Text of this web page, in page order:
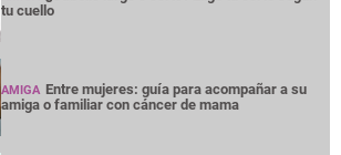
tu cuello
AMIGA Entre mujeres: guía para acompañar a su
amiga o familiar con cáncer de mama